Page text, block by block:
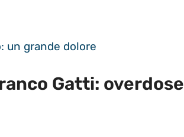
un grande dolore
Gatti: overdose